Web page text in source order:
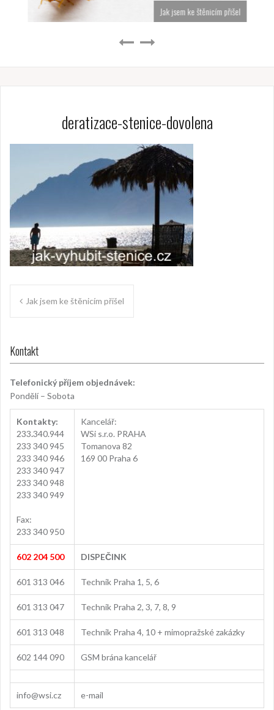
Jak jsem ke štěnicím přišel
deratizace-stenice-dovolena
Navigace
Jak jsem ke štěnicím přišel
Kontakt
Telefonický příjem objednávek:
Pondělí – Sobota
Kontakty:
233.340.944
233 340 945
233 340 946
233 340 947
233 340 948
233 340 949
Fax:
233 340 950
Kancelář:
WSi s.r.o. PRAHA
Tomanova 82
169 00 Praha 6
602 204 500 DISPEČINK
601 313 046 Technik Praha 1, 5, 6
601 313 047 Technik Praha 2, 3, 7, 8, 9
601 313 048 Technik Praha 4, 10 + mimopražské zakázky
602 144 090 GSM brána kancelář
info@wsi.cz e-mail